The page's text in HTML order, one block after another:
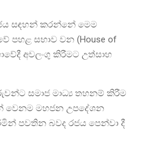
සඳහන් කරන්නේ මෙම
පහළ සභාව වන (House of
අවලංගු කිරීමට උත්සාහ
සමාජ මාධ්‍ය තහනම් කිරීම
මහජන උපදේශන
පවතින බවද රජය පෙන්වා දී